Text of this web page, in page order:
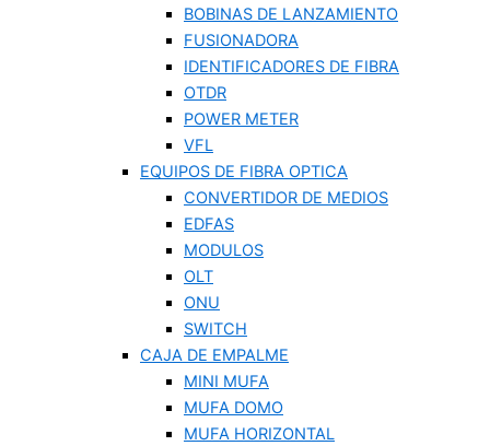
BOBINAS DE LANZAMIENTO
FUSIONADORA
IDENTIFICADORES DE FIBRA
OTDR
POWER METER
VFL
EQUIPOS DE FIBRA OPTICA
CONVERTIDOR DE MEDIOS
EDFAS
MODULOS
OLT
ONU
SWITCH
CAJA DE EMPALME
MINI MUFA
MUFA DOMO
MUFA HORIZONTAL